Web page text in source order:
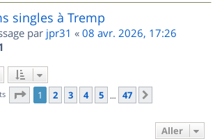
singles à Tremp
par jpr31 « 08 avr. 2026, 17:26
Page 1sur
1 2 3 4 5 … 47
Aller